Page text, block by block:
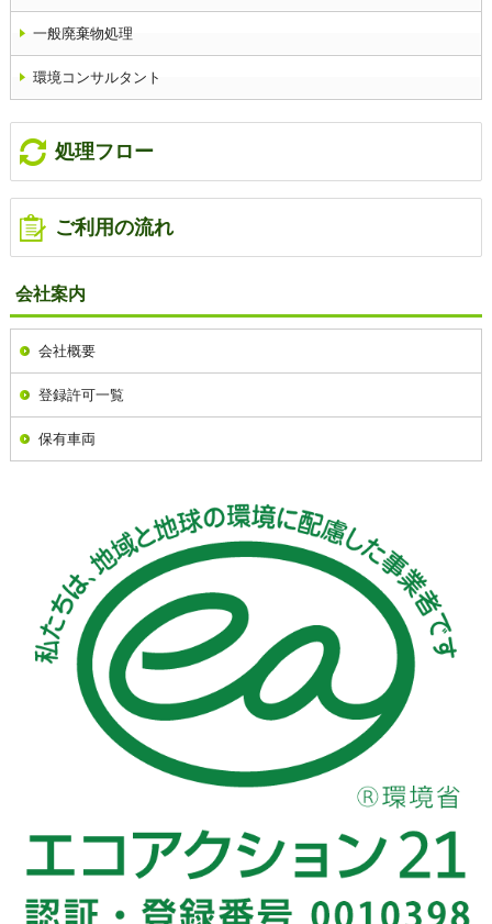
一般廃棄物処理
環境コンサルタント
処理フロー
ご利用の流れ
会社案内
会社概要
登録許可一覧
保有車両